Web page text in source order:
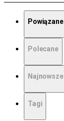
Powiązane
Polecane
Najnowsze
Tagi